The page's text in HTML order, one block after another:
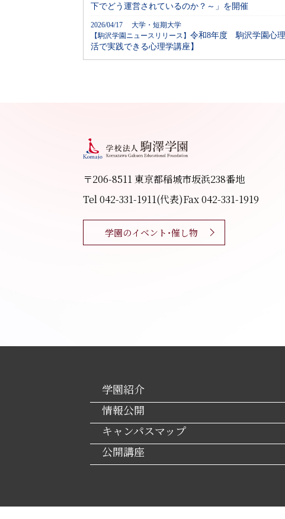
下でどう運営されているのか？～」を開催
2026/04/17 大学・短期大学
【駒沢学園ニュースリリース】 令和8年度 駒沢学園心
活で実践できる心理学講座】
〒206-8511 東京都稲城市坂浜238番地
Tel 042-331-1911(代表)Fax 042-331-1919
学園のイベント・催し物
学園紹介
情報公開
キャンパスマップ
公開講座